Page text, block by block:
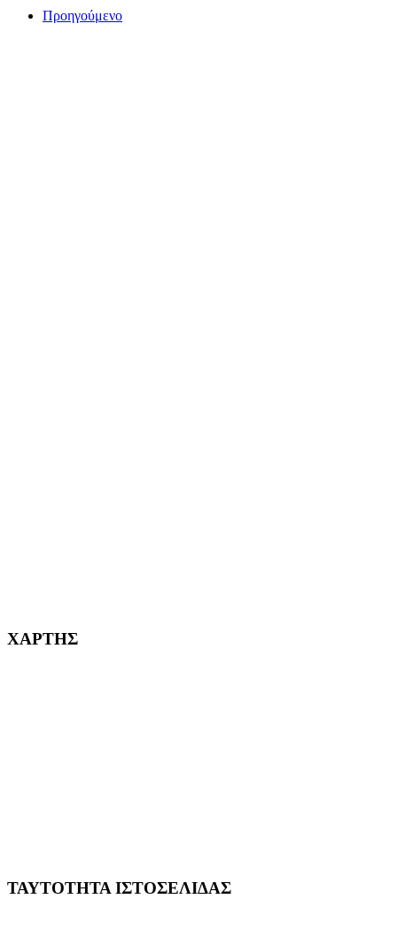
Προηγούμενο
ΧΑΡΤΗΣ
ΤΑΥΤΟΤΗΤΑ ΙΣΤΟΣΕΛΙΔΑΣ